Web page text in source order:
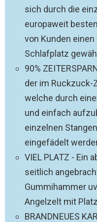
sich durch die
europaweit
von Kunden
Schlafplatz
90%
der im Ruckzuck-
welche durch
und einfach
einzelnen
eingefädelt
VIEL PLATZ - Ein
seitlich
Gummihammer
Angelzelt mit
BRANDNEUES